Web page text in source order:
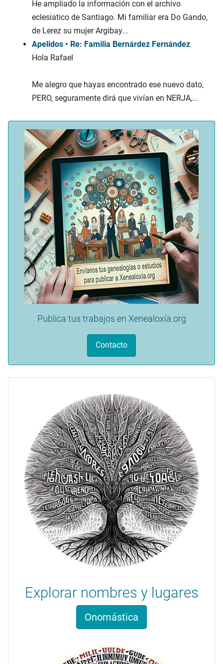
He ampliado la información con el archivo
eclesiatico de Santiago. Mi familiar era Do Gando,
de Lerez su mujer Argibay...
Apelidos • Re: Familia Bernárdez Fernández
Hola Rafael
Me alegro que hayas encontrado ese nuevo dato,
PERO, seguramente dirá que vivían en NERJA,...
Publica tus trabajos en Xenealoxía.org
Contacto
Explorar nombres y lugares
Onomástica